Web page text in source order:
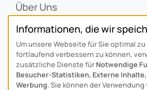
Über Uns
Ansprechpartner
Alois Schiffmann Stiftung
Allgemeine
Arcus Niederlande:
KONTAKT
Informationen, die wir
Um unsere Webseite für Sie optimal
fortlaufend verbessern zu können,
zusätzliche Dienste für Notwendige
Besucher-Statistiken, Externe
Werbung. Sie können der